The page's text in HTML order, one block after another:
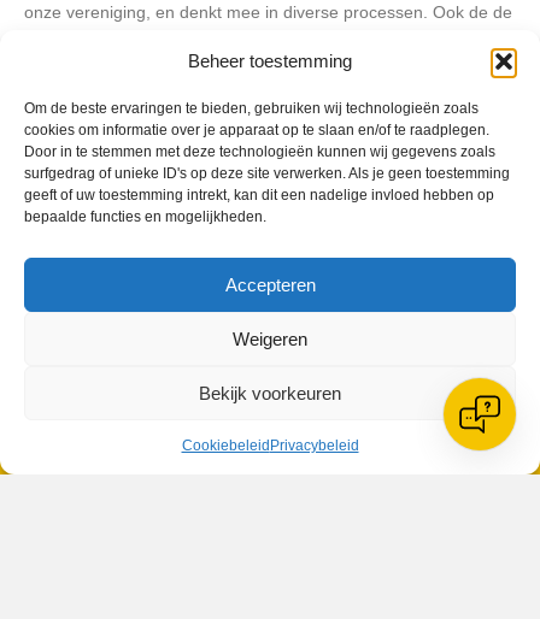
Beheer toestemming
Om de beste ervaringen te bieden, gebruiken wij technologieën zoals
cookies om informatie over je apparaat op te slaan en/of te raadplegen.
Door in te stemmen met deze technologieën kunnen wij gegevens zoals
surfgedrag of unieke ID's op deze site verwerken. Als je geen toestemming
geeft of uw toestemming intrekt, kan dit een nadelige invloed hebben op
bepaalde functies en mogelijkheden.
Accepteren
Weigeren
Bekijk voorkeuren
Cookiebeleid Privacybeleid
onze vereniging, en denkt mee in diverse processen. Ook de de
periode aan binnen Reiger Boys, hetgeen veel zegt over de
afgesproken doelstellingen met elkaar te verwezenlijken en een
mooie toekomst tegemoet te gaan”.
Bron en foto Heerhugowaardsdagblad.nl
1705 NA Heerhugowaard